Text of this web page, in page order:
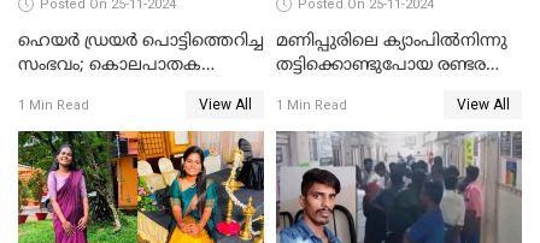
Posted On 25-11-2024
ഹെയര്‍ ഡ്രയര്‍ പൊട്ടിത്തെറിച്ച
സംഭവം; കൊലപാതക
ചെയ്തു
1 Min Read View All
Posted On 25-11-2024
മണിപ്പുരിലെ ക്യാംപില്‍നിന്നു
തട്ടിക്കൊണ്ടുപോയ രണ്ടര
പീഡനത്തിനിരയായി
1 Min Read View All